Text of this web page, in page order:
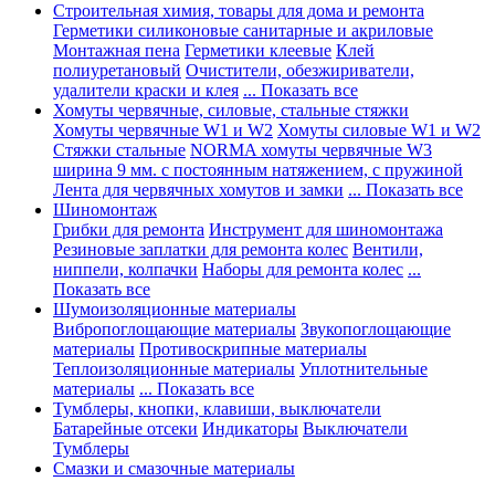
Строительная химия, товары для дома и ремонта
Герметики силиконовые санитарные и акриловые
Монтажная пена Герметики клеевые Клей
полиуретановый Очистители, обезжириватели,
удалители краски и клея ... Показать все
Хомуты червячные, силовые, стальные стяжки
Хомуты червячные W1 и W2 Хомуты силовые W1 и W2
Стяжки стальные NORMA хомуты червячные W3
ширина 9 мм. с постоянным натяжением, с пружиной
Лента для червячных хомутов и замки ... Показать все
Шиномонтаж
Грибки для ремонта Инструмент для шиномонтажа
Резиновые заплатки для ремонта колес Вентили,
ниппели, колпачки Наборы для ремонта колес ...
Показать все
Шумоизоляционные материалы
Вибропоглощающие материалы Звукопоглощающие
материалы Противоскрипные материалы
Теплоизоляционные материалы Уплотнительные
материалы ... Показать все
Тумблеры, кнопки, клавиши, выключатели
Батарейные отсеки Индикаторы Выключатели
Тумблеры
Смазки и смазочные материалы